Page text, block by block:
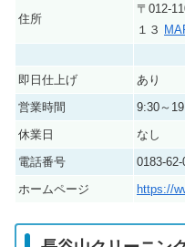
住所
〒012-
１３
即日仕上げ
あり
営業時間
9:30～
休業日
なし
電話番号
0183-62-
ホームページ
https://